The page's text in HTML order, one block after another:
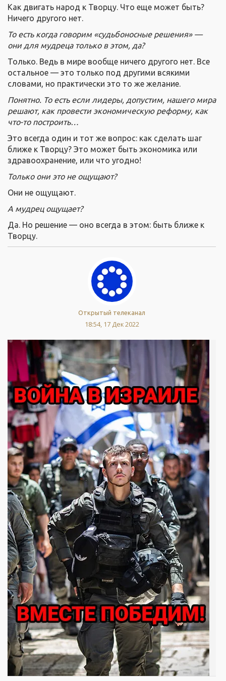
Как двигать народ к Творцу. Что еще может быть?
Ничего другого нет.
То есть когда говорим «судьбоносные решения» —
они для мудреца только в этом, да?
Только. Ведь в мире вообще ничего другого нет. Все
остальное — это только под другими всякими
словами, но практически это то же желание.
Понятно. То есть если лидеры, допустим, нашего мира
решают, как провести экономическую реформу, как
что-то построить…
Это всегда один и тот же вопрос: как сделать шаг
ближе к Творцу? Это может быть экономика или
здравоохранение, или что угодно!
Только они это не ощущают?
Они не ощущают.
А мудрец ощущает?
Да. Но решение — оно всегда в этом: быть ближе к
Творцу.
Открытый телеканал
18:54, 17 Дек 2022